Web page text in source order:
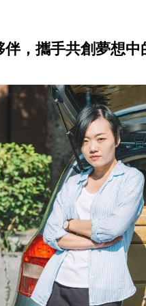
伴，攜手共創夢想中